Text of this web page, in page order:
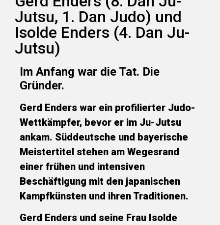
Jutsu, 1. Dan Judo) und
Isolde Enders (4. Dan Ju-
Jutsu)
Im Anfang war die Tat. Die
Gründer.
Gerd Enders war ein profilierter Judo-
Wettkämpfer, bevor er im Ju-Jutsu
ankam. Süddeutsche und bayerische
Meistertitel stehen am Wegesrand
einer frühen und intensiven
Beschäftigung mit den japanischen
Kampfkünsten und ihren Traditionen.
Gerd Enders und seine Frau Isolde